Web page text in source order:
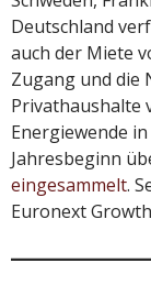
Deutschland
auch der Miete
Zugang und die
Privathaushalte
Energiewende
Jahresbeginn
eingesammelt.
Euronext